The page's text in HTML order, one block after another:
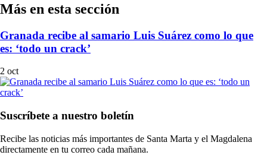
Más en esta sección
Granada recibe al samario Luis Suárez como lo que
es: ‘todo un crack’
2 oct
Suscríbete a nuestro boletín
Recibe las noticias más importantes de Santa Marta y el Magdalena
directamente en tu correo cada mañana.